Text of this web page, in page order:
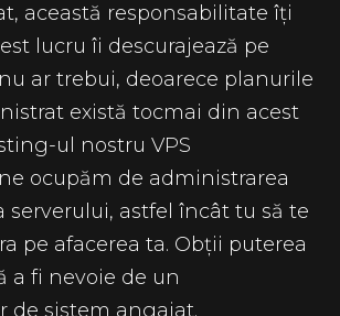
această responsabilitate îți
lucru îi descurajează pe
ar trebui, deoarece planurile
există tocmai din acest
ul nostru VPS
ocupăm de administrarea
serverului, astfel încât tu să te
pe afacerea ta. Obții puterea
a fi nevoie de un
de sistem angajat.